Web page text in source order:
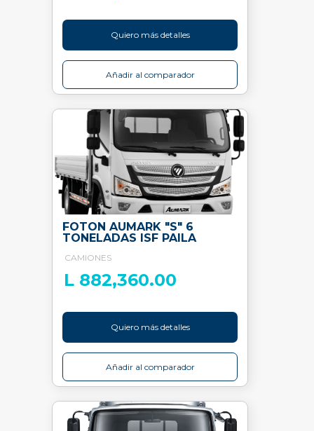
Quiero más detalles
Añadir al comparador
FOTON AUMARK "S" 6
TONELADAS ISF PAILA
CAMIONES
L 882,360.00
Quiero más detalles
Añadir al comparador